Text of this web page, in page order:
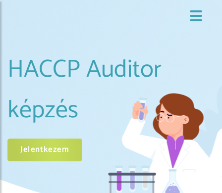
HACCP Auditor
képzés
Jelentkezem